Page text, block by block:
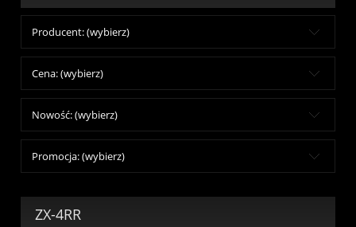
Producent: (wybierz)
Cena: (wybierz)
Nowość: (wybierz)
Promocja: (wybierz)
ZX-4RR